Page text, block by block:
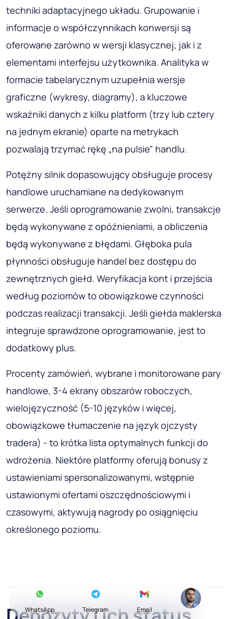
techniki adaptacyjnego układu. Grupowanie i
informacje o współczynnikach konwersji są
oferowane zarówno w wersji klasycznej, jak i z
elementami interfejsu użytkownika. Analityka w
formacie tabelarycznym uzupełnia wersje
graficzne (wykresy, diagramy), a kluczowe
wskaźniki danych z kilku platform (trzy lub cztery
na jednym ekranie) oparte na metrykach
pozwalają trzymać rękę „na pulsie” handlu.
Potężny silnik dopasowujący obsługuje procesy
handlowe uruchamiane na dedykowanym
serwerze. Jeśli oprogramowanie zwolni, transakcje
będą wykonywane z opóźnieniami, a obliczenia
będą wykonywane z błędami. Głęboka pula
płynności obsługuje handel bez dostępu do
zewnętrznych giełd. Weryfikacja kont i przejścia
według poziomów to obowiązkowe czynności
podczas realizacji transakcji. Jeśli giełda maklerska
integruje sprawdzone oprogramowanie, jest to
dodatkowy plus.
Procenty zamówień, wybrane i monitorowane pary
handlowe, 3-4 ekrany obszarów roboczych,
wielojęzyczność (5-10 języków i więcej,
obowiązkowe tłumaczenie na język ojczysty
tradera) - to krótka lista optymalnych funkcji do
wdrożenia. Niektóre platformy oferują bonusy z
ustawieniami spersonalizowanymi, wstępnie
ustawionymi ofertami oszczędnościowymi i
czasowymi, aktywują nagrody po osiągnięciu
określonego poziomu.
WhatsApp Telegram Email